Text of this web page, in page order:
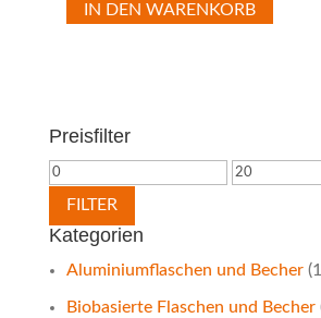
IN DEN WARENKORB
Preisfilter
Min.
Preis
Max.
FILTER
Kategorien
Aluminiumflaschen und Becher
Biobasierte Flaschen und Becher